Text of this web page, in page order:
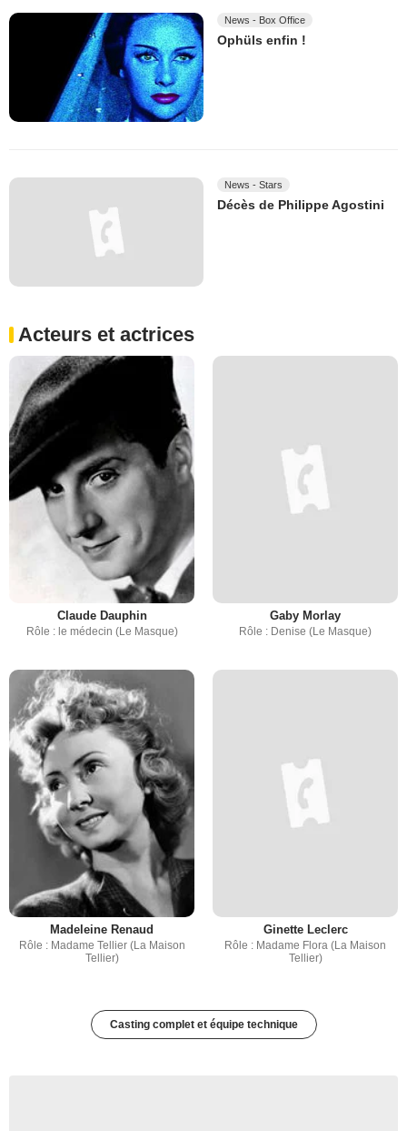
News - Box Office
Ophüls enfin !
News - Stars
Décès de Philippe Agostini
Acteurs et actrices
Claude Dauphin
Rôle : le médecin (Le Masque)
Gaby Morlay
Rôle : Denise (Le Masque)
Madeleine Renaud
Rôle : Madame Tellier (La Maison
Tellier)
Ginette Leclerc
Rôle : Madame Flora (La Maison
Tellier)
Casting complet et équipe technique